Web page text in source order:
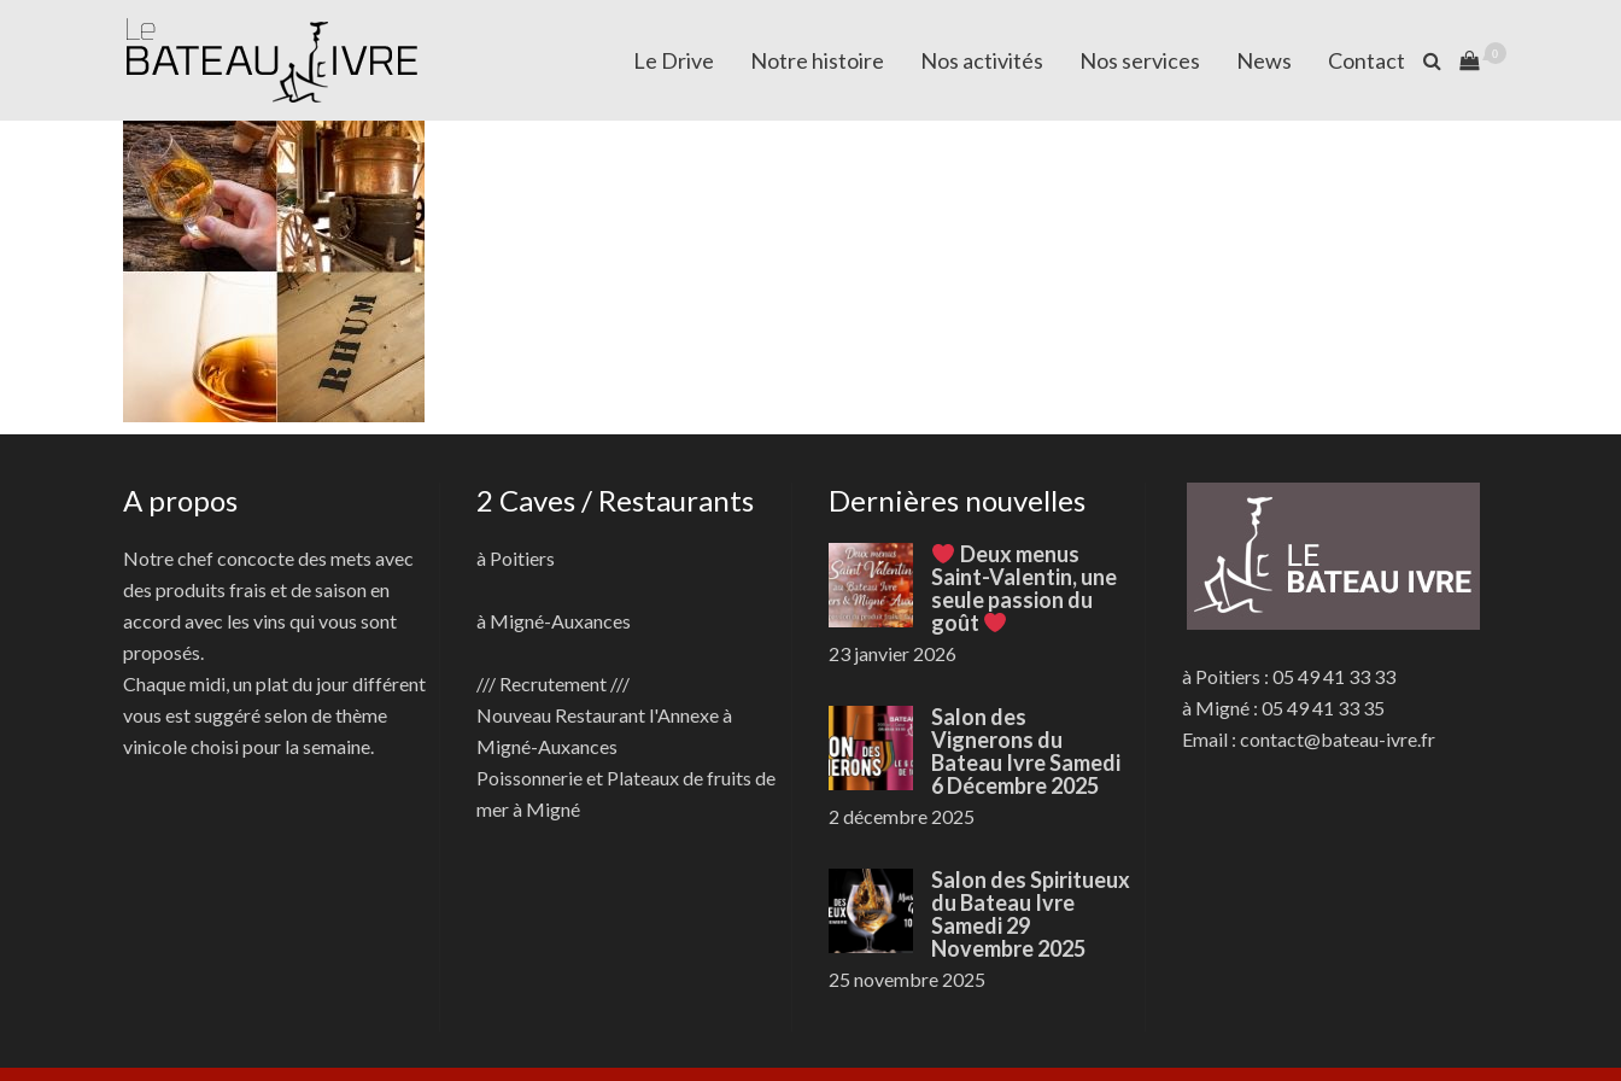
Le Drive Notre histoire Nos activités Nos services News Contact 0
A propos
Notre chef concocte des mets avec
des produits frais et de saison en
accord avec les vins qui vous sont
proposés.
Chaque midi, un plat du jour différent
vous est suggéré selon de thème
vinicole choisi pour la semaine.
2 Caves / Restaurants
à Poitiers
à Migné-Auxances
/// Recrutement ///
Nouveau Restaurant l'Annexe à
Migné-Auxances
Poissonnerie et Plateaux de fruits de
mer à Migné
Dernières nouvelles
Deux menus
Saint-Valentin, une
seule passion du
goût
23 janvier 2026
Salon des
Vignerons du
Bateau Ivre Samedi
6 Décembre 2025
2 décembre 2025
Salon des Spiritueux
du Bateau Ivre
Samedi 29
Novembre 2025
25 novembre 2025
à Poitiers : 05 49 41 33 33
à Migné : 05 49 41 33 35
Email : contact@bateau-ivre.fr